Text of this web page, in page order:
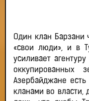
Один клан Барзани
«свои люди», и в
усиливает
оккупированных
Азербайджане есть
кланами во власти,